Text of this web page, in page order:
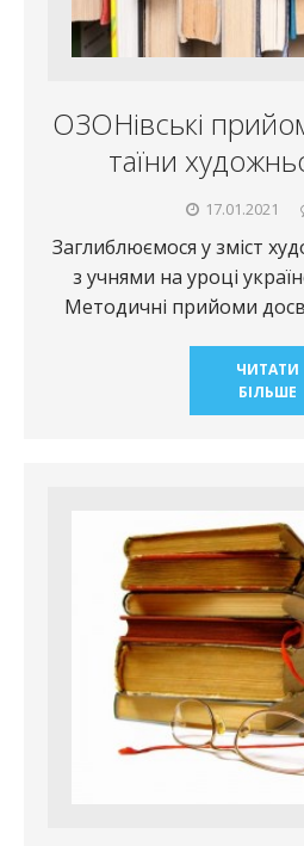
ОЗОНівські
таїни
17.01.2021
Заглиблюємося у зміст
з учнями на уроці
Методичні прийоми
ЧИТАТИ
БІЛЬШЕ